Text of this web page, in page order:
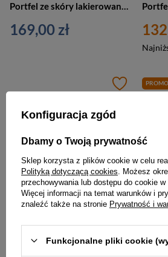
Portfel ze skóry lakierowanej damski CONTI 116-A-4 na zamek croco granatowy
169,00 zł
Portfel ze skóry lakierowanej damski Barberini's 111-A-4 na zamek granatowy
Konfiguracja zgód
Dbamy o Twoją prywatność
Sklep korzysta z plików cookie w celu
Polityką dotyczącą cookies . Możesz
przechowywania lub dostępu do cookie w
Więcej informacji na temat warunków i
znaleźć także na stronie Prywatność i
Funkcjonalne pliki cookie